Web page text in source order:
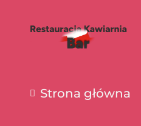
Strona główna